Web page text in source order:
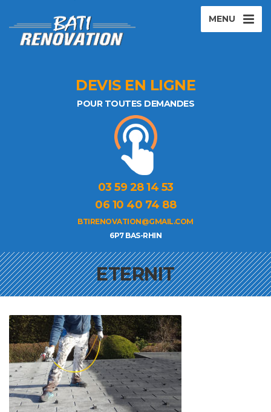
MENU
DEVIS EN LIGNE
POUR TOUTES DEMANDES
03 59 28 14 53
06 10 40 74 88
BTIRENOVATION@GMAIL.COM
6P7 BAS-RHIN
ETERNIT